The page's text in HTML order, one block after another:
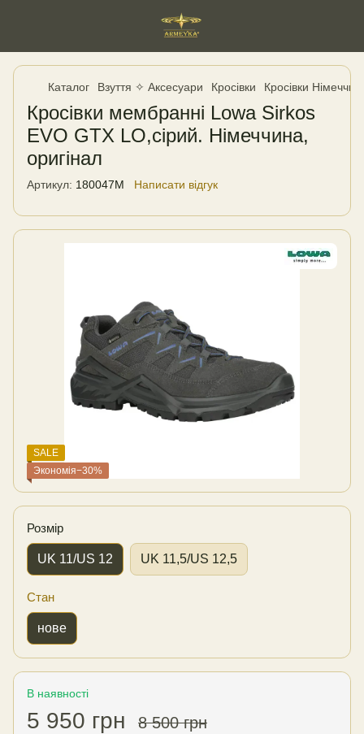
Каталог Взуття ✧ Аксесуари Кросівки Кросівки
Кросівки мембранні Lowa Sirkos
EVO GTX LO,сірий. Німеччина,
оригінал
Артикул: 180047M Написати відгук
SALE
Экономія−30%
Розмір
UK 11/US 12 UK 11,5/US 12,5
Стан
нове
В наявності
5 950 грн 8 500 грн